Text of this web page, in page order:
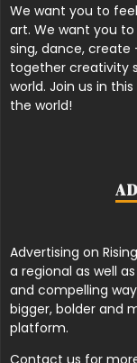
We want you to
art. We want you
sing, dance, create
together creativity
world. Join us in
the world!
Advertising on
a regional as well
and compelling
bigger, bolder and
platform.
Contact us for